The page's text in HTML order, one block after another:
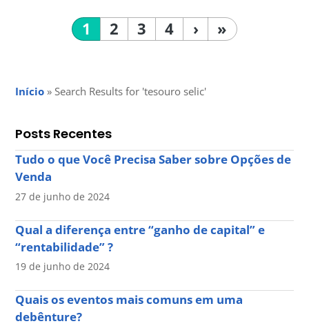
1 2 3 4 › »
Início » Search Results for 'tesouro selic'
Posts Recentes
Tudo o que Você Precisa Saber sobre Opções de
Venda
27 de junho de 2024
Qual a diferença entre “ganho de capital” e
“rentabilidade” ?
19 de junho de 2024
Quais os eventos mais comuns em uma
debênture?